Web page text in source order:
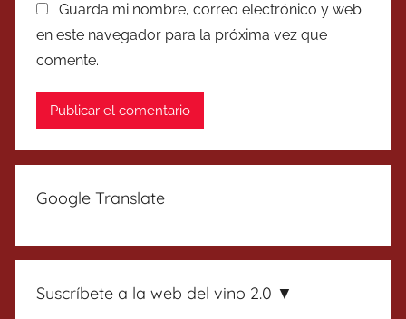
Guarda mi nombre, correo electrónico y web
en este navegador para la próxima vez que
comente.
Google Translate
Suscríbete a la web del vino 2.0 ▼